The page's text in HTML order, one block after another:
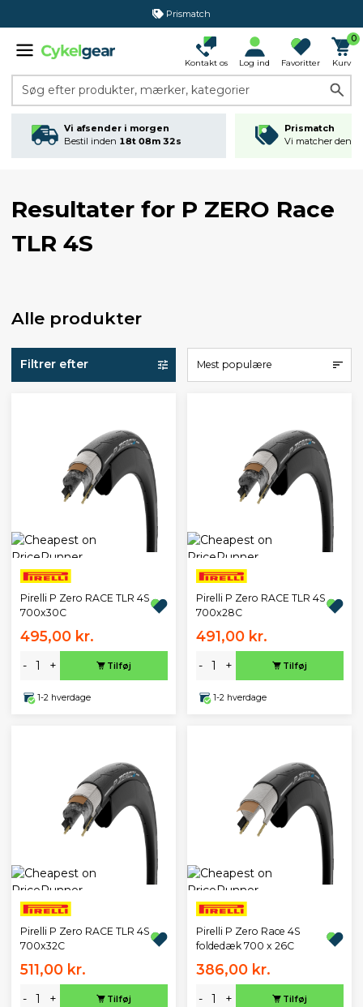
Prismatch
Kontakt os Log ind Favoritter
0
Kurv
Søg efter produkter, mærker, kategorier
Vi afsender i morgen
Bestil inden 18t 08m 32s
Prismatch
Vi matcher den
Resultater for P ZERO Race
TLR 4S
Alle produkter
Filtrer efter Mest populære
Pirelli P Zero RACE TLR 4S
700x30C
495,00 kr.
- + Tilføj
1-2 hverdage
Pirelli P Zero RACE TLR 4S
700x28C
491,00 kr.
- + Tilføj
1-2 hverdage
Pirelli P Zero RACE TLR 4S
700x32C
511,00 kr.
- + Tilføj
Pirelli P Zero Race 4S
foldedæk 700 x 26C
386,00 kr.
- + Tilføj